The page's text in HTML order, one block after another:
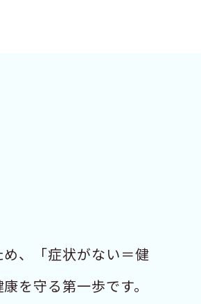
、「症状がない＝健
を守る第一歩です。